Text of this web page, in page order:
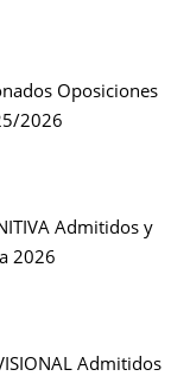
Oposiciones
2026
Admitidos y
2026
Admitidos